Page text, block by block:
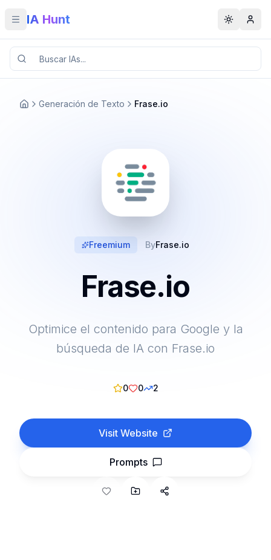
Toggle menu
IA Hunt Toggle
Generación de Texto Frase.io
Freemium ByFrase.io
Frase.io
Optimice el contenido para Google y la
búsqueda de IA con Frase.io
0 0 2
Visit Website
Prompts